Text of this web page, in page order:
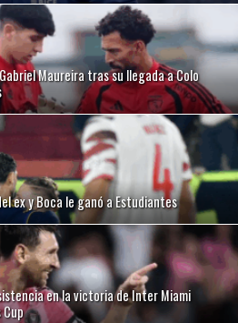
Maureira tras su llegada a Colo
ex y Boca le ganó a Estudiantes
en la victoria de Inter Miami